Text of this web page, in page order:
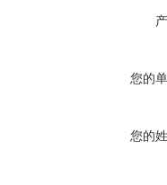
您的
您的